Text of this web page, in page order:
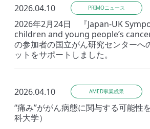
2026.04.10 PRIMOニュース
2026年2月24日 『Japan-UK
children and young people’s
の参加者の国立がん研究センターへ
ットをサポートしました。
2026.04.10 AMED事業成果
“痛み”ががん病態に関与する可能性
科大学）